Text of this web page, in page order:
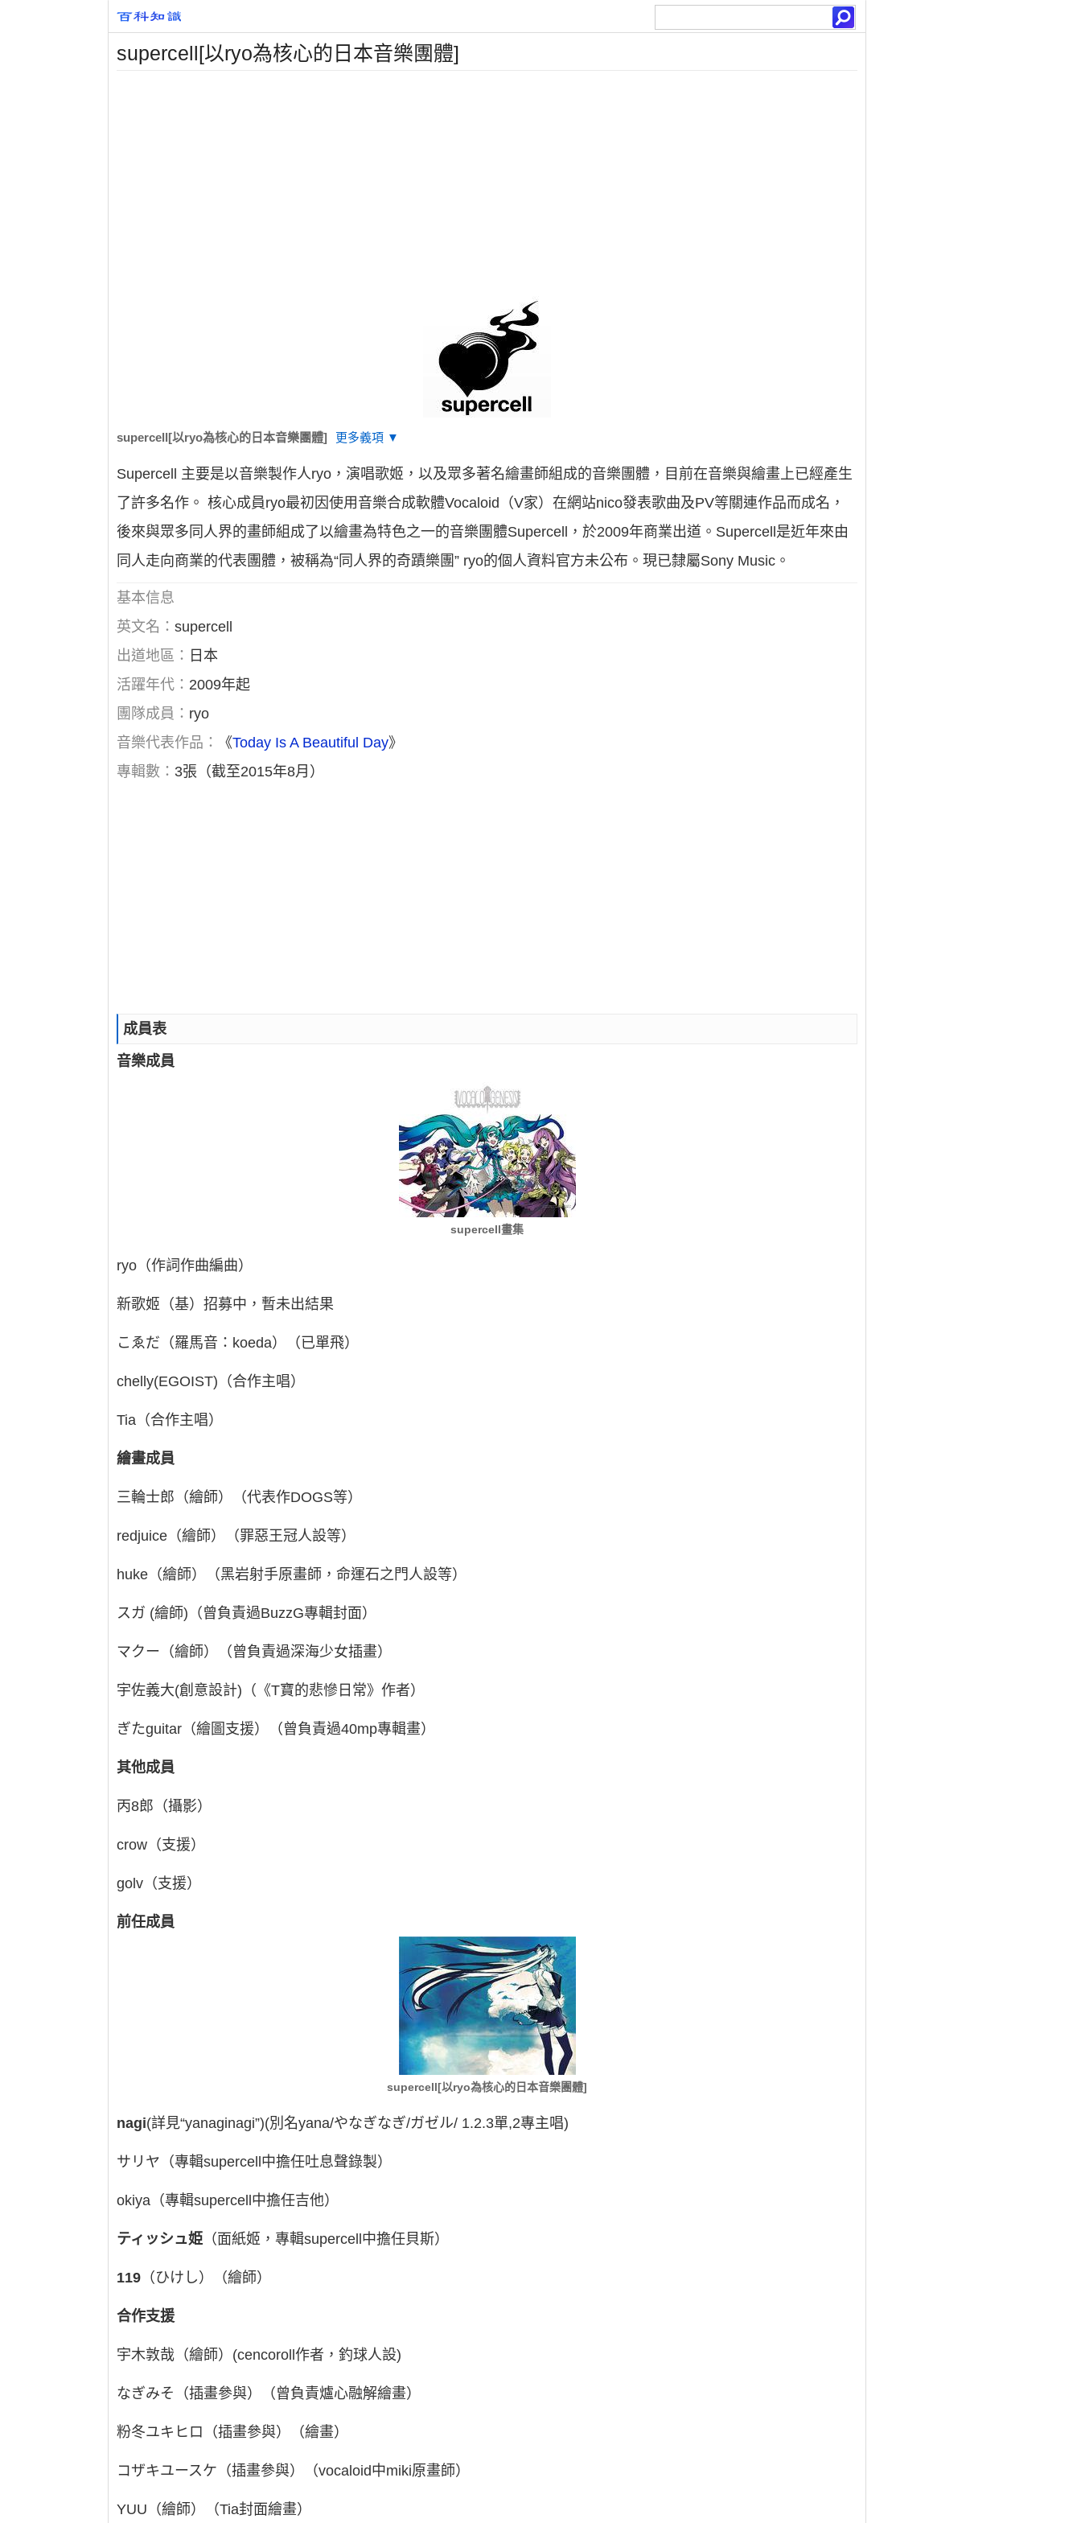
supercell[以ryo為核心的日本音樂團體]
supercell[以ryo為核心的日本音樂團體] 更多義項 ▼
Supercell 主要是以音樂製作人ryo，演唱歌姬，以及眾多著名繪畫師組成的音樂團體，目前在音樂與繪畫上已經產生
了許多名作。 核心成員ryo最初因使用音樂合成軟體Vocaloid（V家）在網站nico發表歌曲及PV等關連作品而成名，
後來與眾多同人界的畫師組成了以繪畫為特色之一的音樂團體Supercell，於2009年商業出道。Supercell是近年來由
同人走向商業的代表團體，被稱為“同人界的奇蹟樂團” ryo的個人資料官方未公布。現已隸屬Sony Music。
基本信息
英文名：supercell
出道地區： 日本
活躍年代： 2009年起
團隊成員： ryo
音樂代表作品：
《Today Is A Beautiful Day》
專輯數： 3張（截至2015年8月）
成員表
音樂成員
supercell畫集
ryo（作詞作曲編曲）
新歌姬（基）招募中，暫未出結果
こゑだ（羅馬音：koeda）（已單飛）
chelly(EGOIST)（合作主唱）
Tia（合作主唱）
繪畫成員
三輪士郎（繪師）（代表作DOGS等）
redjuice（繪師）（罪惡王冠人設等）
huke（繪師）（黑岩射手原畫師，命運石之門人設等）
スガ (繪師)（曾負責過BuzzG專輯封面）
マクー（繪師）（曾負責過深海少女插畫）
宇佐義大(創意設計)（《T寶的悲慘日常》作者）
ぎたguitar（繪圖支援）（曾負責過40mp專輯畫）
其他成員
丙8郎（攝影）
crow（支援）
golv（支援）
前任成員
supercell[以ryo為核心的日本音樂團體]
nagi(詳見“yanaginagi”)(別名yana/やなぎなぎ/ガゼル/ 1.2.3單,2專主唱)
サリヤ（專輯supercell中擔任吐息聲錄製）
okiya（專輯supercell中擔任吉他）
ティッシュ姫 （面紙姬，專輯supercell中擔任貝斯）
119 （ひけし）（繪師）
合作支援
宇木敦哉（繪師）(cencoroll作者，釣球人設)
なぎみそ（插畫參與）（曾負責爐心融解繪畫）
粉冬ユキヒロ（插畫參與）（繪畫）
コザキユースケ（插畫參與）（vocaloid中miki原畫師）
YUU（繪師）（Tia封面繪畫）